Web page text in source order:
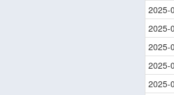
2025-
2025-
2025-
2025-
2025-